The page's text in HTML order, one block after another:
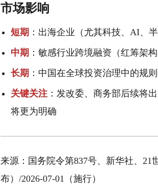
市场影响
短期 ：出海企业（尤其科技、AI、
中期 ：敏感行业跨境融资（红筹架
长期 ：中国在全球投资治理中的规
关键关注 ：发改委、商务部后续将
将更为明确
来源：国务院令第837号、新华社、21
布）/2026-07-01（施行）